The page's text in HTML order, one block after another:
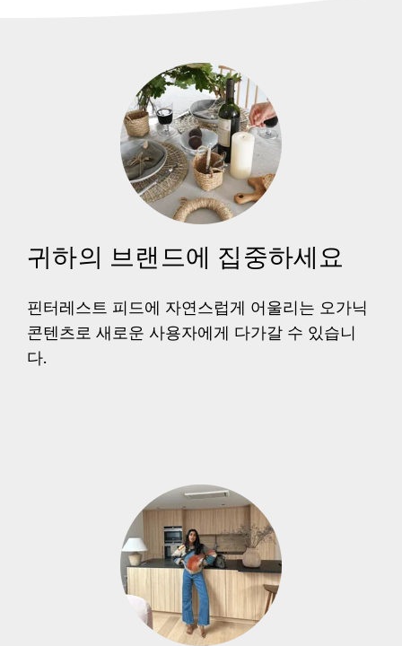
귀하의 브랜드에 집중하세요
핀터레스트 피드에 자연스럽게 어울리는 오가닉
콘텐츠로 새로운 사용자에게 다가갈 수 있습니
다.